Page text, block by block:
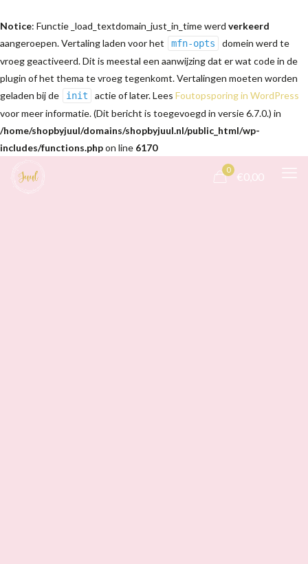
Notice: Functie _load_textdomain_just_in_time werd verkeerd
aangeroepen. Vertaling laden voor het
mfn-opts
domein werd te
vroeg geactiveerd. Dit is meestal een aanwijzing dat er wat code in de
plugin of het thema te vroeg tegenkomt. Vertalingen moeten worden
geladen bij de
init actie of later. Lees Foutopsporing in WordPress
voor meer informatie. (Dit bericht is toegevoegd in versie 6.7.0.) in
/home/shopbyjuul/domains/shopbyjuul.nl/public_html/wp-
includes/functions.phpon line 6170
0
€0,00